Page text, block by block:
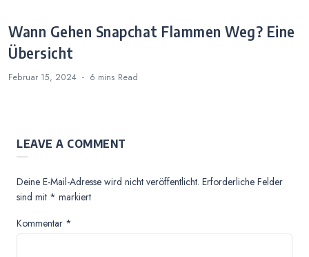
Wann Gehen Snapchat Flammen Weg? Eine
Übersicht
Februar 15, 2024 6 mins Read
LEAVE A COMMENT
Deine E-Mail-Adresse wird nicht veröffentlicht. Erforderliche Felder
sind mit * markiert
Kommentar *